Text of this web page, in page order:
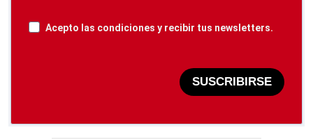
Acepto las condiciones y recibir tus newsletters.
SUSCRIBIRSE